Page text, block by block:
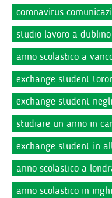
coronavirus
studio lavoro a dublino
anno scolastico a
exchange student
exchange student
studiare un anno in
exchange student in
anno scolastico a
anno scolastico in